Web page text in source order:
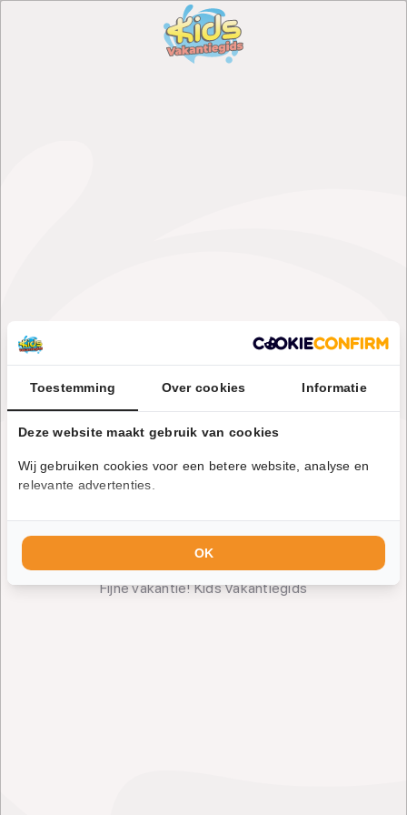
externe website
Fijne vakantie! Kids Vakantiegids
Toestemming Over cookies Informatie
Deze website maakt gebruik van cookies
Wij gebruiken cookies voor een betere website, analyse en
relevante advertenties.
OK